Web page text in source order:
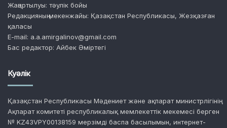
Жаңартылуы: тәулік бойы
Редакцияның мекенжайы: Қазақстан Республикасы, Жезқазған
қаласы
E-mail: a.a.amirgalinov@gmail.com
Бас редактор: Айбек Әміртегі
Куәлік
Қазақстан Республикасы Мәдениет және ақпарат министрлігінің
Ақпарат комитеті республикалық мемлекеттік мекемесі берген
№ KZ43VPY00138159 мерзімді баспа басылымын, интернет-